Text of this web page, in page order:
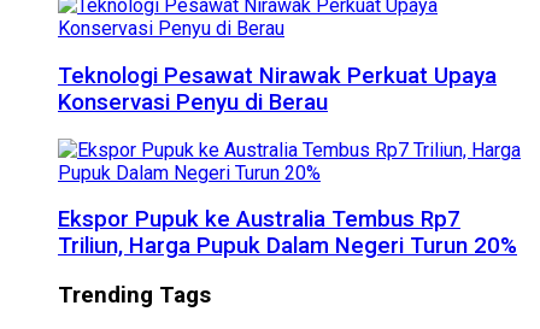
Teknologi Pesawat Nirawak Perkuat Upaya
Konservasi Penyu di Berau
Ekspor Pupuk ke Australia Tembus Rp7
Triliun, Harga Pupuk Dalam Negeri Turun 20%
Trending Tags